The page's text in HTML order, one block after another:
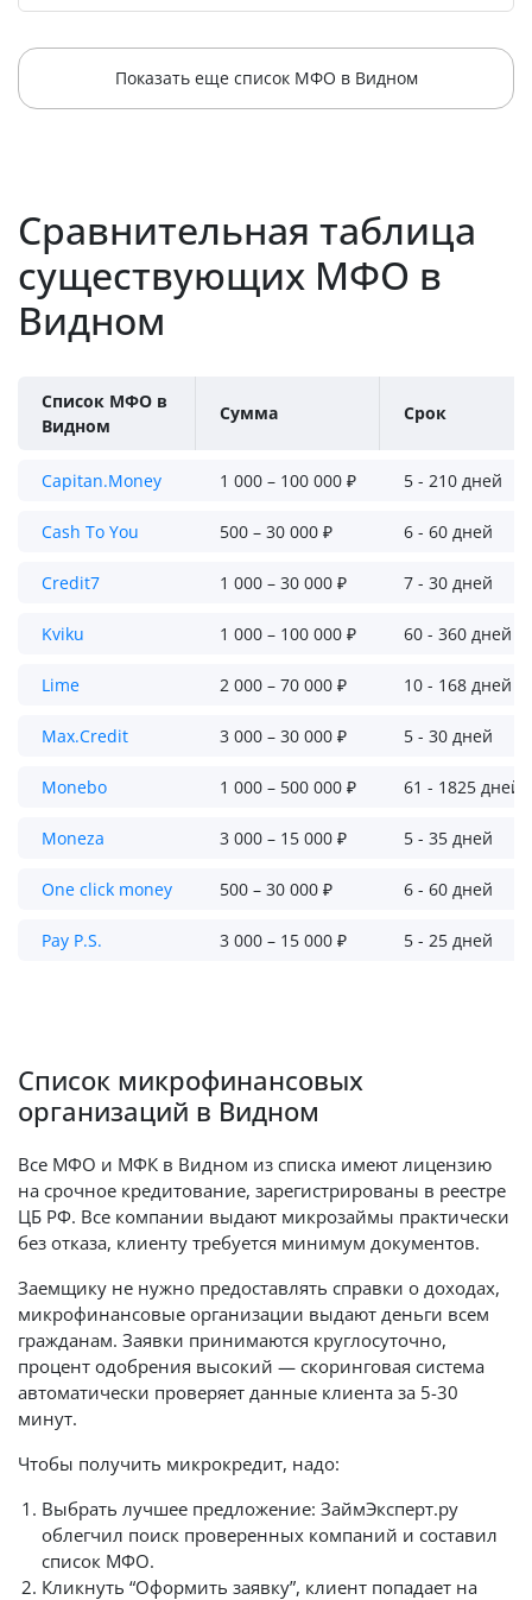
Показать еще список МФО в Видном
Сравнительная таблица
существующих МФО в
Видном
Список МФО в
Видном
Сумма Срок
Capitan.Money 1 000 – 100 000 ₽ 5 - 210 дней
Cash To You 500 – 30 000 ₽ 6 - 60 дней
Credit7 1 000 – 30 000 ₽ 7 - 30 дней
Kviku 1 000 – 100 000 ₽ 60 - 360 дней
Lime 2 000 – 70 000 ₽ 10 - 168 дней
Max.Credit 3 000 – 30 000 ₽ 5 - 30 дней
Monebo 1 000 – 500 000 ₽ 61 - 1825 дней
Moneza 3 000 – 15 000 ₽ 5 - 35 дней
One click money 500 – 30 000 ₽ 6 - 60 дней
Pay P.S. 3 000 – 15 000 ₽ 5 - 25 дней
Список микрофинансовых
организаций в Видном
Все МФО и МФК в Видном из списка имеют лицензию
на срочное кредитование, зарегистрированы в реестре
ЦБ РФ. Все компании выдают микрозаймы практически
без отказа, клиенту требуется минимум документов.
Заемщику не нужно предоставлять справки о доходах,
микрофинансовые организации выдают деньги всем
гражданам. Заявки принимаются круглосуточно,
процент одобрения высокий — скоринговая система
автоматически проверяет данные клиента за 5-30
минут.
Чтобы получить микрокредит, надо:
Выбрать лучшее предложение: ЗаймЭксперт.ру
облегчил поиск проверенных компаний и составил
список МФО.
Кликнуть “Оформить заявку”, клиент попадает на